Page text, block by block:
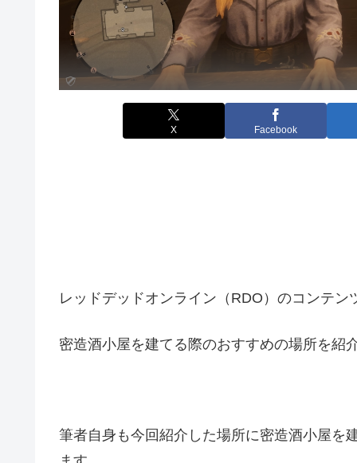
X Facebook
レッドデッドオンライン（RDO）のコンテン
密造酒小屋を建てる際のおすすめの場所を紹
筆者自身も今回紹介した場所に密造酒小屋を